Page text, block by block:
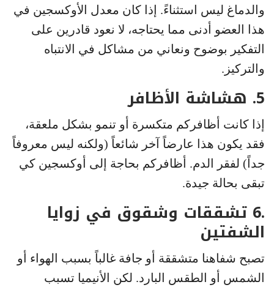
والدماغ ليس استثناءً. إذا كان معدل الأوكسجين في
هذا العضو أدنى مما يحتاجه، لا نعود قادرين على
التفكير بوضوح ونعاني من مشاكل في الانتباه
والتركيز.
5. هشاشة الأظافر
إذا كانت أظافركم متكسرة أو تنمو بشكل ملعقة،
فقد يكون هذا عارضاً آخر شائعاً (ولكنه ليس معروفاً
جداً) لفقر الدم. أظافركم بحاجة إلى أوكسجين كي
تبقى بحالة جيدة.
.6 تشققات وشقوق في زوايا
الشفتين
تصبح شفاهنا متشققة أو جافة غالباً بسبب الهواء أو
الشمس أو الطقس البارد. لكن الأنيميا تسبب